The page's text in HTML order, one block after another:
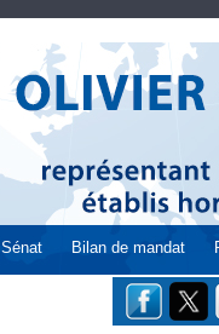
Sénat Bilan de mandat